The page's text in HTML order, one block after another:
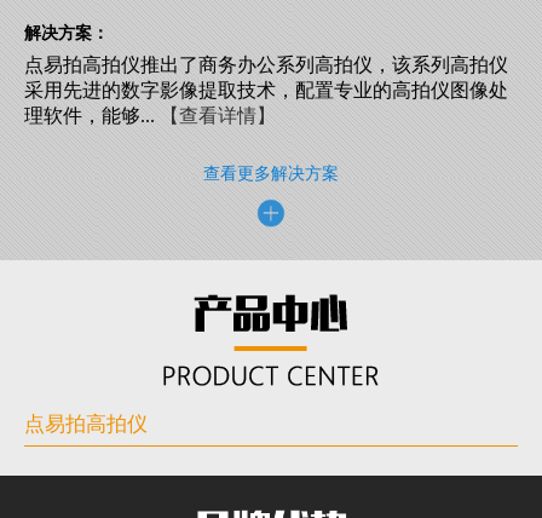
解决方案：
点易拍高拍仪推出了商务办公系列高拍仪，该系列高拍仪
采用先进的数字影像提取技术，配置专业的高拍仪图像处
理软件，能够...【查看详情】
查看更多解决方案
点易拍高拍仪